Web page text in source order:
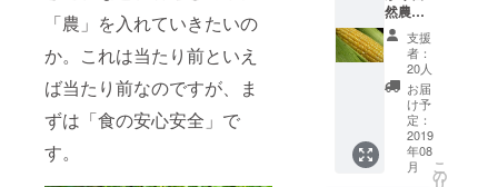
「農」を入れていきたいの
か。これは当たり前といえ
ば当たり前なのですが、ま
ずは「食の安心安全」で
す。
をした
後は、
柏屋旅
館で交
流しま
しょ
う。 コ
ミュニ
ティ農
園のイ
3月）イ
ベント
への通
年参加
券で
す。
※2019
年4月現
在で予
定して
然農
園 ト
ウモロ
コシ＆
野菜
セッ
ト +お
礼メー
ル◀
糖度18
支援
者：
20人
お届
け予
定：
2019
年08
月
こ
の